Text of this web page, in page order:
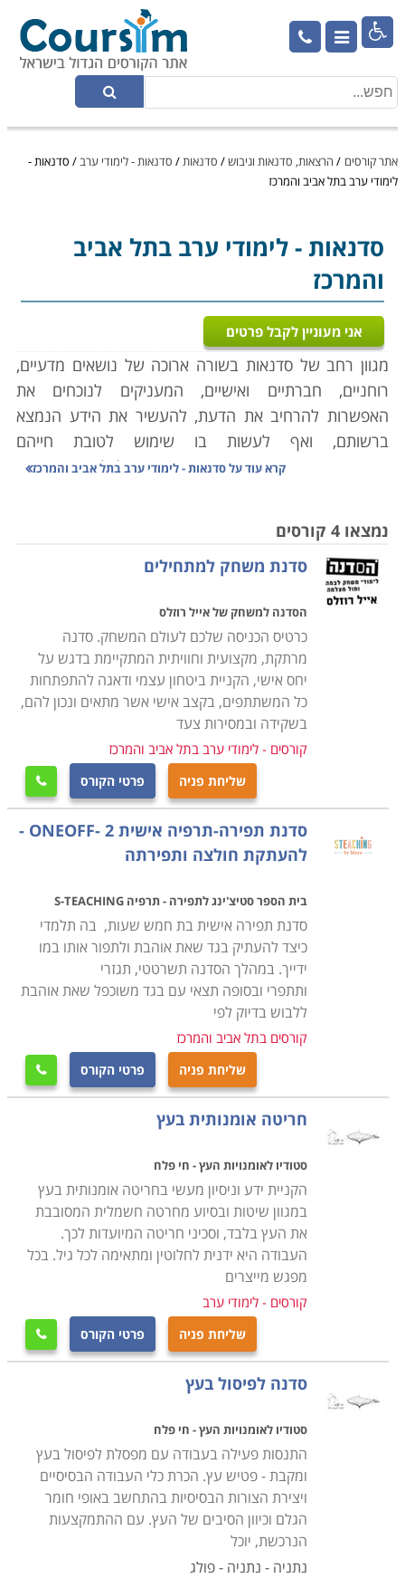

אתר קורסים / הרצאות, סדנאות וגיבוש/ סדנאות/ סדנאות - לימודי ערב/ סדנאות -
לימודי ערב בתל אביב והמרכז
סדנאות- לימודי ערב בתל אביב
והמרכז
אני מעוניין לקבל פרטים
מגוון רחב של סדנאות בשורה ארוכה של נושאים מדעיים,
רוחניים, חברתיים ואישיים, המעניקים לנוכחים את
האפשרות להרחיב את הדעת, להעשיר את הידע הנמצא
ברשותם, ואף לעשות בו שימוש לטובת חייהם
הפרטיים. סדנאות הפכו בשנים האחרונות לכלי חשוב ומרכזי
ואפיה, וכן פאנלים בנושאי אקטואליה, פוליטיקה, מדעים,
חברה ורוח. שורה ארוכה של נושאים ותחומים בהם ניתן
להרחיב את הדעת, להכיר אנשים חדשים, ופשוט לדעת,
לדעת יותר, להתנסות.
מה כוללות הסדנאות
באופן עקרוני סדנאות כוללות את האלמנטים הבאים: ריכוז
של קבוצת אנשים סביב לימוד נושא מסויים על ידי מרצה
אחד או שורה של מרצים המעניקים לנוכחים חוויה של ידע
והתנסות בפועל של אלמנטים יישומיים. במהלך הסדנאות
משותפים הנוכחים בתהליכים שונים, הן ברמה האישית והן
ברמה הקבוצתית. הסדנאות מנוהלות במודל של דיון קבוצתי,
כשההרצאה הפרונטלית מגיחה לפרקים על מנת להעביר
כמות משמעותית של ידע.
סדנאות עשויות להתרחש במספר מודלים של העברה:
סדנאות קצרות של יום אחד, סדנאות דו יומיים, סדנאות
שבועיות, ואף סדרת סדנאות המתפרשת על פני מספר
שבועות. במסגרת הסדנאות מחולקים לנוכחים חומרי לימוד
רלוונטיים לרבות דפי עבודה, סיכום החומר הנלמד וכדומה
בתוך תיקייה מסודרת.
מאפיין בולט של סדנאות הוא הלמידה וההתנסות הקבוצתית.
בסדנאות ניתן ללמד, ליישם ולהטמיע ידע הרבה מעבר
ליכולתה של הרצאה פרונטלית המיועדת להעביר כמות
משמעותית של ידע בלבד. בסדנאות משתתפים הנוכחים
בכל חלקי הסדנא, הם מקבלים הזדמנות ליישם את הנלמד
בזמן אמת, הם עצם, הם עם אחרים או הם לפני כולם. רבים
נחשפים לסיטואציות והתנסויות חדשות בחייהם, במהלך
סדנאות מיועדות לכל אדם המעוניין להרחיב את אופקיו,
ללמוד משהו החשוב לחייו, ולהרגיש שהוא עושה משהו עם
הידע הזה. הסדנאות מיועדות להעברת ידע וליישומו בזמן
אמת בשילוב כל הנוכחים, מה שמבטיח הטמעה טובה
ומהירה של הידע אצל הנוכחים.
סדנאות ניתנות במגוון רחב של מוסדות ופורמטים חברתיים,
וניתן להשתתף בהן בערים שונות ברחבי הארץ: חיפה, תל
אביב, נתניה, פתח תקווה, ירושלים ובאר שבע.
קרא עוד עלסדנאות - לימודי ערב בתל אביב והמרכז
נמצאו 4 קורסים
סדנת משחק למתחילים
הסדנה למשחק של אייל רוזלס
כרטיס הכניסה שלכם לעולם המשחק. סדנה
מרתקת, מקצועית וחוויתית המתקיימת בדגש על
יחס אישי, הקניית ביטחון עצמי ודאגה להתפתחות
כל המשתתפים, בקצב אישי אשר מתאים ונכון להם,
בשקידה ובמסירות צעד
קורסים - לימודי ערב בתל אביב והמרכז
שליחת פניה פרטי הקורס 
סדנת תפירה-תרפיה אישית ONEOFF- 2 -
להעתקת חולצה ותפירתה
בית הספר סטיצ'ינג לתפירה - תרפיה S-TEACHING
סדנת תפירה אישית בת חמש שעות, בה תלמדי
כיצד להעתיק בגד שאת אוהבת ולתפור אותו במו
ידייך. במהלך הסדנה תשרטטי, תגזרי
ותתפרי ובסופה תצאי עם בגד משוכפל שאת אוהבת
ללבוש בדיוק לפי
קורסים בתל אביב והמרכז
שליחת פניה פרטי הקורס 
חריטה אומנותית בעץ
סטודיו לאומנויות העץ - חי פלח
הקניית ידע וניסיון מעשי בחריטה אומנותית בעץ
במגוון שיטות ובסיוע מחרטה חשמלית המסובבת
את העץ בלבד, וסכיני חריטה המיועדות לכך.
העבודה היא ידנית לחלוטין ומתאימה לכל גיל. בכל
מפגש מייצרים
קורסים - לימודי ערב
שליחת פניה פרטי הקורס 
סדנה לפיסול בעץ
סטודיו לאומנויות העץ - חי פלח
התנסות פעילה בעבודה עם מפסלת לפיסול בעץ
ומקבת - פטיש עץ. הכרת כלי העבודה הבסיסיים
ויצירת הצורות הבסיסיות בהתחשב באופי חומר
הגלם וכיוון הסיבים של העץ. עם ההתמקצעות
הנרכשת, יוכל
נתניה - נתניה - פולג